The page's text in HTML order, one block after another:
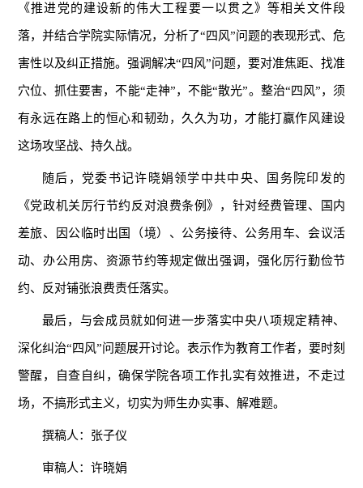
《推进党的建设新的伟大工程要一以贯之》等相关文件段
落，并结合学院实际情况，分析了“四风”问题的表现形式、危
害性以及纠正措施。强调解决“四风”问题，要对准焦距、找准
穴位、抓住要害，不能“走神”，不能“散光”。整治“四风”，须
有永远在路上的恒心和韧劲，久久为功，才能打赢作风建设
这场攻坚战、持久战。
随后，党委书记许晓娟领学中共中央、国务院印发的
《党政机关厉行节约反对浪费条例》，针对经费管理、国内
差旅、因公临时出国（境）、公务接待、公务用车、会议活
动、办公用房、资源节约等规定做出强调，强化厉行勤俭节
约、反对铺张浪费责任落实。
最后，与会成员就如何进一步落实中央八项规定精神、
深化纠治“四风”问题展开讨论。表示作为教育工作者，要时刻
警醒，自查自纠，确保学院各项工作扎实有效推进，不走过
场，不搞形式主义，切实为师生办实事、解难题。
撰稿人：张子仪
审稿人：许晓娟